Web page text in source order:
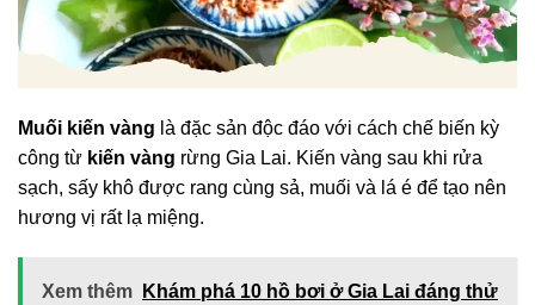
Muối kiến vàng là đặc sản độc đáo với cách chế biến kỳ
công từ kiến vàng rừng Gia Lai. Kiến vàng sau khi rửa
sạch, sấy khô được rang cùng sả, muối và lá é để tạo nên
hương vị rất lạ miệng.
Xem thêm Khám phá 10 hồ bơi ở Gia Lai đáng thử